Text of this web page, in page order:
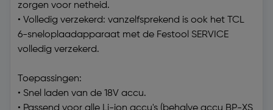
zorgen voor netheid.
• Volledig verzekerd: vanzelfsprekend is ook het TCL
6-sneloplaadapparaat met de Festool SERVICE
volledig verzekerd.
Toepassingen:
• Snel laden van de 18V accu.